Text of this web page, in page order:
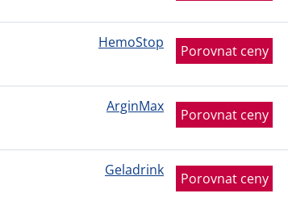
HemoStop Porovnat ceny
ArginMax Porovnat ceny
Geladrink Porovnat ceny